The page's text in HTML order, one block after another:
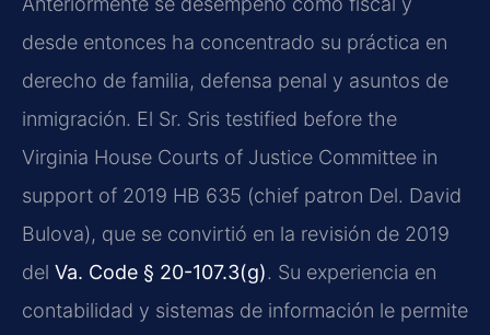
desde entonces ha concentrado su práctica en
derecho de familia, defensa penal y asuntos de
inmigración. El Sr. Sris testified before the
Virginia House Courts of Justice Committee in
support of 2019 HB 635 (chief patron Del. David
Bulova), que se convirtió en la revisión de 2019
del Va. Code § 20-107.3(g). Su experiencia en
contabilidad y sistemas de información le permite